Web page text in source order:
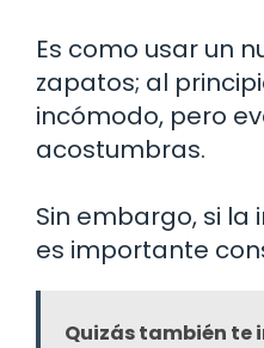
Es como usar un
zapatos; al
incómodo, pero
acostumbras.
Sin embargo, si la
es importante
Quizás también te